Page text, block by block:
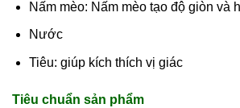
Nấm mèo: Nấm mèo tạo độ giòn và
Nước
Tiêu: giúp kích thích vị giác
Tiêu chuẩn sản phẩm